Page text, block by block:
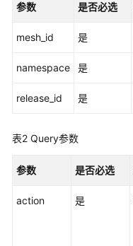
读
如
调
API
参数 是否必选
mesh_id 是
namespace 是
release_id 是
表2 Query参数
参数 是否必选
action 是